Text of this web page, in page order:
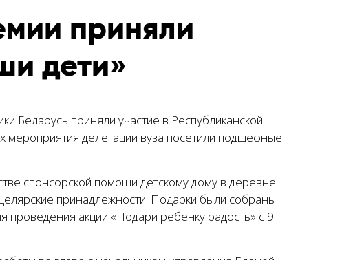
приняли
дети»
Беларусь приняли участие в Республиканской
мероприятия делегации вуза посетили подшефные
спонсорской помощи детскому дому в деревне
принадлежности. Подарки были собраны
проведения акции «Подари ребенку радость» с 9